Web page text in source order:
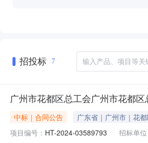
招投标 7
广州市花都区总工会广州市花都
中标｜合同公告 广东省｜广州市｜花
项目编号： HT-2024-03589793 招标单位